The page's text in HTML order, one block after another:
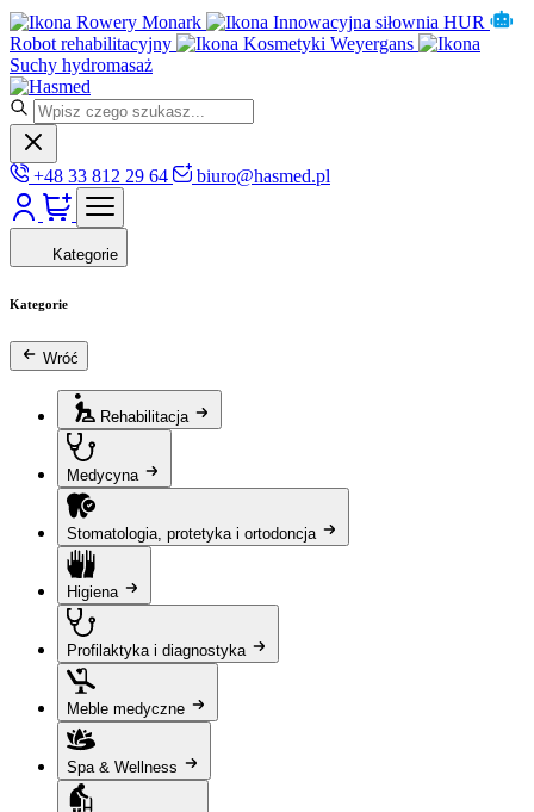
Rowery Monark
Innowacyjna siłownia HUR
Robot rehabilitacyjny
Kosmetyki Weyergans
Suchy hydromasaż
+48 33 812 29 64 biuro@hasmed.pl
Kategorie
Kategorie
Wróć
Rehabilitacja
Medycyna
Stomatologia, protetyka i ortodoncja
Higiena
Profilaktyka i diagnostyka
Meble medyczne
Spa & Wellness